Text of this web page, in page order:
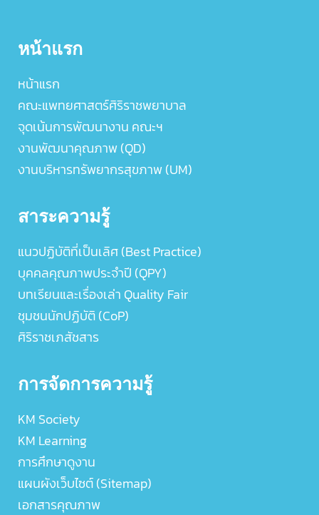
หน้าแรก
หน้าแรก
คณะแพทยศาสตร์ศิริราชพยาบาล
จุดเน้นการพัฒนางาน คณะฯ
งานพัฒนาคุณภาพ (QD)
งานบริหารทรัพยากรสุขภาพ (UM)
สาระความรู้
แนวปฏิบัติที่เป็นเลิศ (Best Practice)
บุคคลคุณภาพประจำปี (QPY)
บทเรียนและเรื่องเล่า Quality Fair
ชุมชนนักปฏิบัติ (CoP)
ศิริราชเภสัชสาร
การจัดการความรู้
KM Society
KM Learning
การศึกษาดูงาน
แผนผังเว็บไซต์ (Sitemap)
เอกสารคุณภาพ